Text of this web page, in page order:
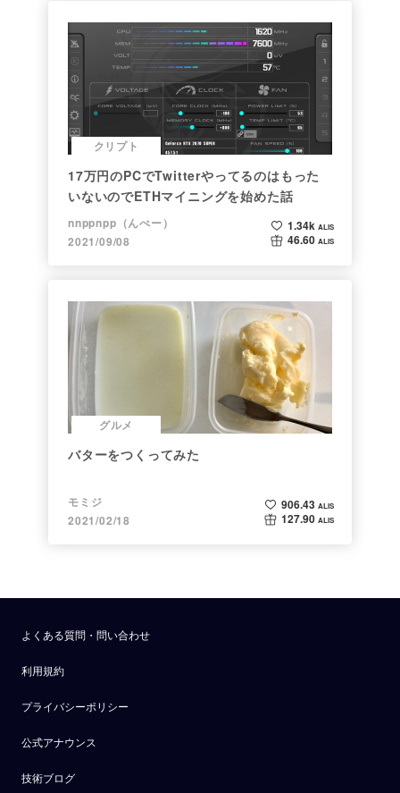
クリプト
17万円のPCでTwitterやってるのはもった
いないのでETHマイニングを始めた話
nnppnpp（んぺー）
2021/09/08
1.34k ALIS
46.60 ALIS
グルメ
バターをつくってみた
モミジ
2021/02/18
906.43 ALIS
127.90 ALIS
よくある質問・問い合わせ
利用規約
プライバシーポリシー
公式アナウンス
技術ブログ